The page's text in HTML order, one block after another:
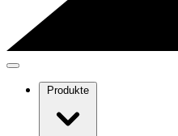
Produkte